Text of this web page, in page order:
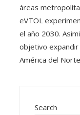
áreas
eVTOL
el año 2030.
objetivo expandir
América del
Search